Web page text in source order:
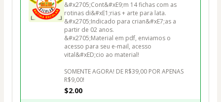
&#x2705;Cont&#xE9;m 14 fichas com as
rotinas di&#xE1;rias + arte para lata.
&#x2705;Indicado para crian&#xE7;as a
partir de 02 anos.
&#x2705;Material em pdf, enviamos o
acesso para seu e-mail, acesso
vital&#xED;cio ao material!
SOMENTE AGORA! DE R$39,00 POR APENAS
R$9,00!
$2.00